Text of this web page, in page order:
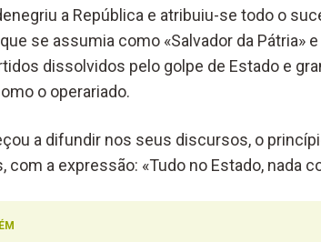
a República e atribuiu-se todo o
se assumia como «Salvador da Pátria»
dissolvidos pelo golpe de Estado e
o operariado.
a difundir nos seus discursos, o
a expressão: «Tudo no Estado, nada